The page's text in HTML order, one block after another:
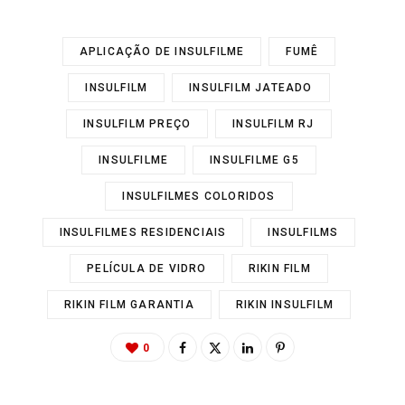
APLICAÇÃO DE INSULFILME FUMÊ
INSULFILM INSULFILM JATEADO
INSULFILM PREÇO INSULFILM RJ
INSULFILME INSULFILME G5
INSULFILMES COLORIDOS
INSULFILMES RESIDENCIAIS INSULFILMS
PELÍCULA DE VIDRO RIKIN FILM
RIKIN FILM GARANTIA RIKIN INSULFILM
0